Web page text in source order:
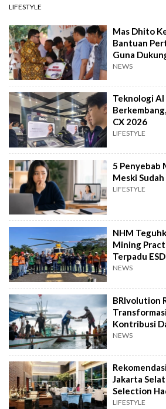
LIFESTYLE
Mas Dhito
Bantuan
Guna
Produksi
NEWS
Teknologi
CX 2026
LIFESTYLE
5 Penyebab
Meski
LIFESTYLE
NHM
Mining
Terpadu
NEWS
BRIvolution
Kontribusi
Ekonomi
NEWS
Jakarta
Selection
Hotel Jakarta
LIFESTYLE